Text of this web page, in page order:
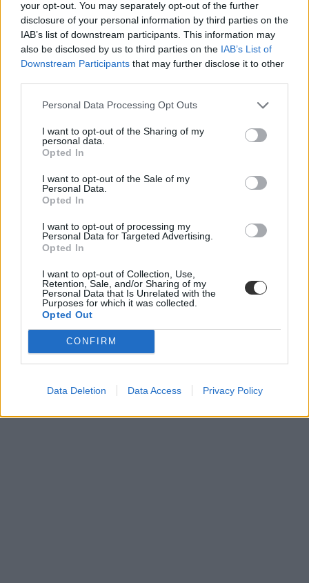
your opt-out. You may separately opt-out of the further
disclosure of your personal information by third parties on the
IAB’s list of downstream participants. This information may
also be disclosed by us to third parties on the IAB’s List of
Downstream Participants that may further disclose it to other
Personal Data Processing Opt Outs
I want to opt-out of the Sharing of my
personal data.
Opted In
I want to opt-out of the Sale of my
Personal Data.
Opted In
I want to opt-out of processing my
Personal Data for Targeted Advertising.
Opted In
I want to opt-out of Collection, Use,
Retention, Sale, and/or Sharing of my
Personal Data that Is Unrelated with the
Purposes for which it was collected.
Opted Out
CONFIRM
Data Deletion Data Access Privacy Policy
erkölcstan „tanításának” eltörlését és a hittan
fakultatív oktatását
A Történelemtanárok Egylete (TTE) szerint az oktatás szinte minden
területén változtatni kell. Ennek megvalósításához azonban
tantárgy
etikatanár
filozófia